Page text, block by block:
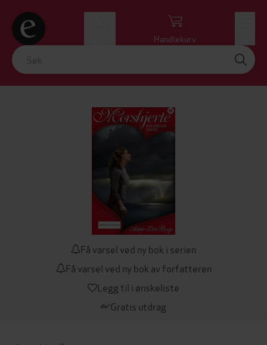
Handlekurv
Få varsel ved ny bok i serien
Få varsel ved ny bok av forfatteren
Legg til i ønskeliste
Gratis utdrag